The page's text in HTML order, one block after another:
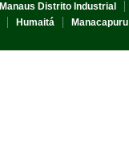
Manaus Distrito Industrial
Humaitá Manacapuru